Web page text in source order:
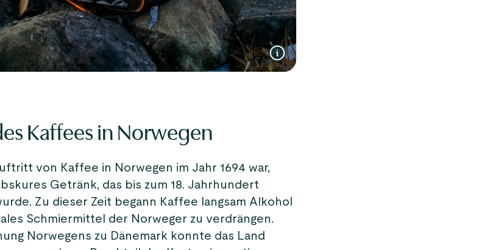
Kaffees in Norwegen
von Kaffee in Norwegen im Jahr 1694 war,
Getränk, das bis zum 18. Jahrhundert
Zu dieser Zeit begann Kaffee langsam Alkohol
Schmiermittel der Norweger zu verdrängen.
Norwegens zu Dänemark konnte das Land